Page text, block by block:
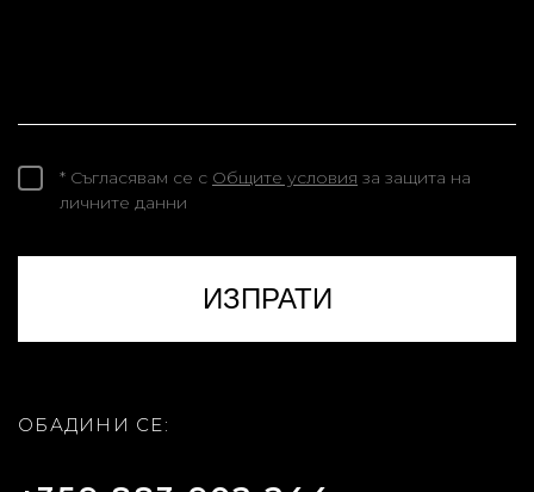
* Съгласявам се с Общите условия за защита на
личните данни
ОБАДИНИ СЕ: